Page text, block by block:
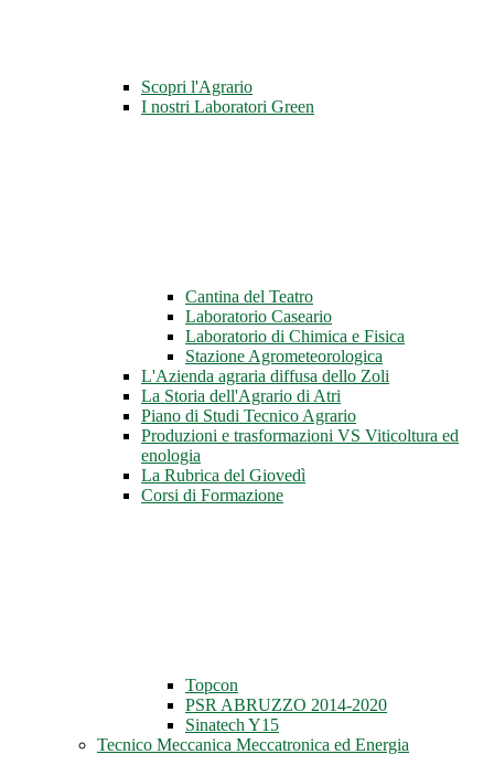
Scopri l'Agrario
I nostri Laboratori Green
Cantina del Teatro
Laboratorio Caseario
Laboratorio di Chimica e Fisica
Stazione Agrometeorologica
L'Azienda agraria diffusa dello Zoli
La Storia dell'Agrario di Atri
Piano di Studi Tecnico Agrario
Produzioni e trasformazioni VS Viticoltura ed
enologia
La Rubrica del Giovedì
Corsi di Formazione
Topcon
PSR ABRUZZO 2014-2020
Sinatech Y15
Tecnico Meccanica Meccatronica ed Energia